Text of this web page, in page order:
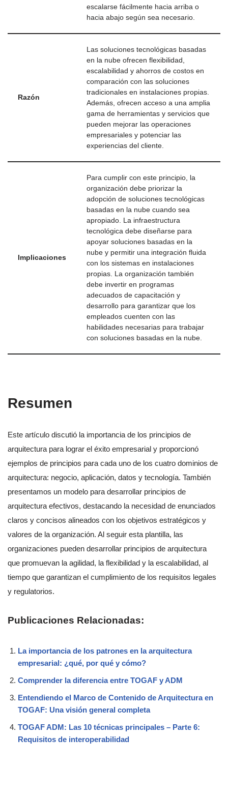
escalarse fácilmente hacia arriba o
hacia abajo según sea necesario.
Razón
Las soluciones tecnológicas basadas
en la nube ofrecen flexibilidad,
escalabilidad y ahorros de costos en
comparación con las soluciones
tradicionales en instalaciones propias.
Además, ofrecen acceso a una amplia
gama de herramientas y servicios que
pueden mejorar las operaciones
empresariales y potenciar las
experiencias del cliente.
Implicaciones
Para cumplir con este principio, la
organización debe priorizar la
adopción de soluciones tecnológicas
basadas en la nube cuando sea
apropiado. La infraestructura
tecnológica debe diseñarse para
apoyar soluciones basadas en la
nube y permitir una integración fluida
con los sistemas en instalaciones
propias. La organización también
debe invertir en programas
adecuados de capacitación y
desarrollo para garantizar que los
empleados cuenten con las
habilidades necesarias para trabajar
con soluciones basadas en la nube.
Resumen
Este artículo discutió la importancia de los principios de
arquitectura para lograr el éxito empresarial y proporcionó
ejemplos de principios para cada uno de los cuatro dominios de
arquitectura: negocio, aplicación, datos y tecnología. También
presentamos un modelo para desarrollar principios de
arquitectura efectivos, destacando la necesidad de enunciados
claros y concisos alineados con los objetivos estratégicos y
valores de la organización. Al seguir esta plantilla, las
organizaciones pueden desarrollar principios de arquitectura
que promuevan la agilidad, la flexibilidad y la escalabilidad, al
tiempo que garantizan el cumplimiento de los requisitos legales
y regulatorios.
Publicaciones Relacionadas:
La importancia de los patrones en la arquitectura
empresarial: ¿qué, por qué y cómo?
Comprender la diferencia entre TOGAF y ADM
Entendiendo el Marco de Contenido de Arquitectura en
TOGAF: Una visión general completa
TOGAF ADM: Las 10 técnicas principales – Parte 6:
Requisitos de interoperabilidad